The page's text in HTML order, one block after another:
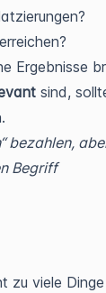
Ergebnisse
sind,
bezahlen,
Begriff
zu viele Dinge